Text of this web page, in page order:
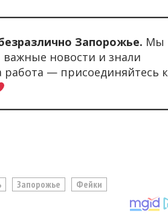
Запорожье. Мы
новости и знали
работа — присоединяйтесь к
Запорожье Фейки